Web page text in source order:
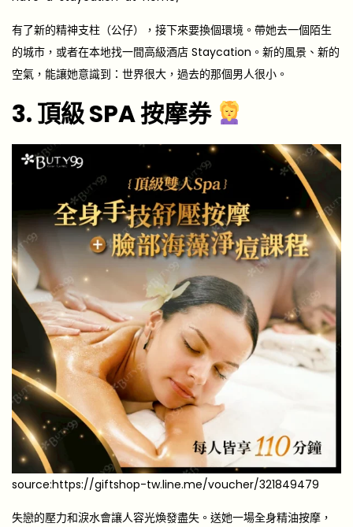
有了新的精神支柱（公仔），接下來要換個環境。帶她去一個陌生
的城市，或者在本地找一間高級酒店 Staycation。新的風景、新的
空氣，能讓她意識到：世界很大，過去的那個男人很小。
3. 頂級 SPA 按摩券
source:https://giftshop-tw.line.me/voucher/321849479
失戀的壓力和淚水會讓人容光煥發盡失。送她一場全身精油按摩，